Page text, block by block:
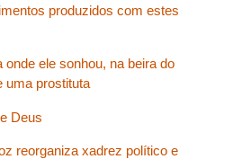
produzidos com estes
ele sonhou, na beira do
uma prostituta
Deus
reorganiza xadrez político e